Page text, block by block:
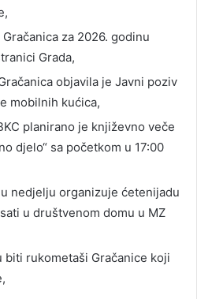
za 2026. godinu
Grada,
objavila je Javni poziv
mobilnih kućica,
planirano je književno veče
djelo“ sa početkom u 17:00
nedjelju organizuje ćetenijadu
u društvenom domu u MZ
biti rukometaši Gračanice koji